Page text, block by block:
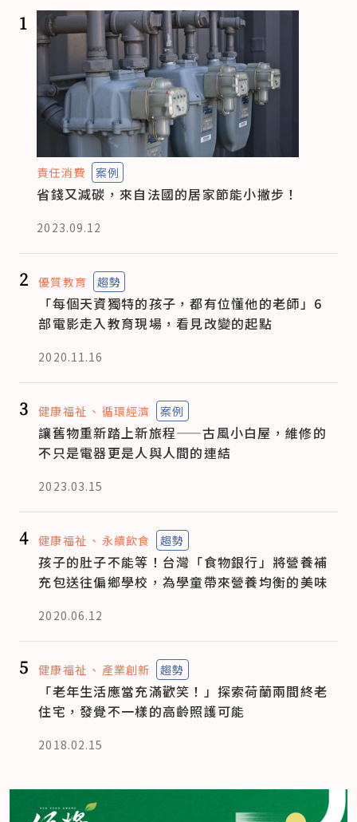
1
責任消費 案例
省錢又減碳，來自法國的居家節能小撇步！
2023.09.12
2 優質教育 趨勢
「每個天資獨特的孩子，都有位懂他的老師」6
部電影走入教育現場，看見改變的起點
2020.11.16
3 健康福祉 循環經濟 案例
讓舊物重新踏上新旅程——古風小白屋，維修的
不只是電器更是人與人間的連結
2023.03.15
4 健康福祉 永續飲食 趨勢
孩子的肚子不能等！台灣「食物銀行」將營養補
充包送往偏鄉學校，為學童帶來營養均衡的美味
2020.06.12
5 健康福祉 產業創新 趨勢
「老年生活應當充滿歡笑！」探索荷蘭兩間終老
住宅，發覺不一樣的高齡照護可能
2018.02.15